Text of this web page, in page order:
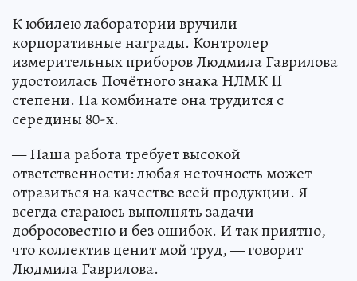
К юбилею лаборатории вручили
корпоративные награды. Контролер
измерительных приборов Людмила Гаврилова
удостоилась Почётного знака НЛМК II
степени. На комбинате она трудится с
середины 80-х.
— Наша работа требует высокой
ответственности: любая неточность может
отразиться на качестве всей продукции. Я
всегда стараюсь выполнять задачи
добросовестно и без ошибок. И так приятно,
что коллектив ценит мой труд, — говорит
Людмила Гаврилова.